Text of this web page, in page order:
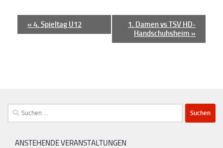
e
t
a
l
« 4. Spieltag U12
1. Damen vs TSV HD-
Handschuhsheim »
Suchen
nach:
ANSTEHENDE VERANSTALTUNGEN